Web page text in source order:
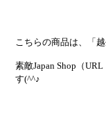
こちらの商品は、「
素敵Japan Shop（URL
す(^^♪